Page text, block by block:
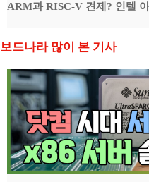
ARM과 RISC-V 견제? 인텔
보드나라 많이 본 기사